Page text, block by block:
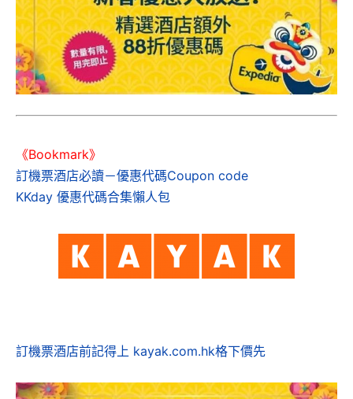
《Bookmark》
訂機票酒店必讀－優惠代碼Coupon code
KKday 優惠代碼合集懶人包
訂機票酒店前記得上 kayak.com.hk格下價先